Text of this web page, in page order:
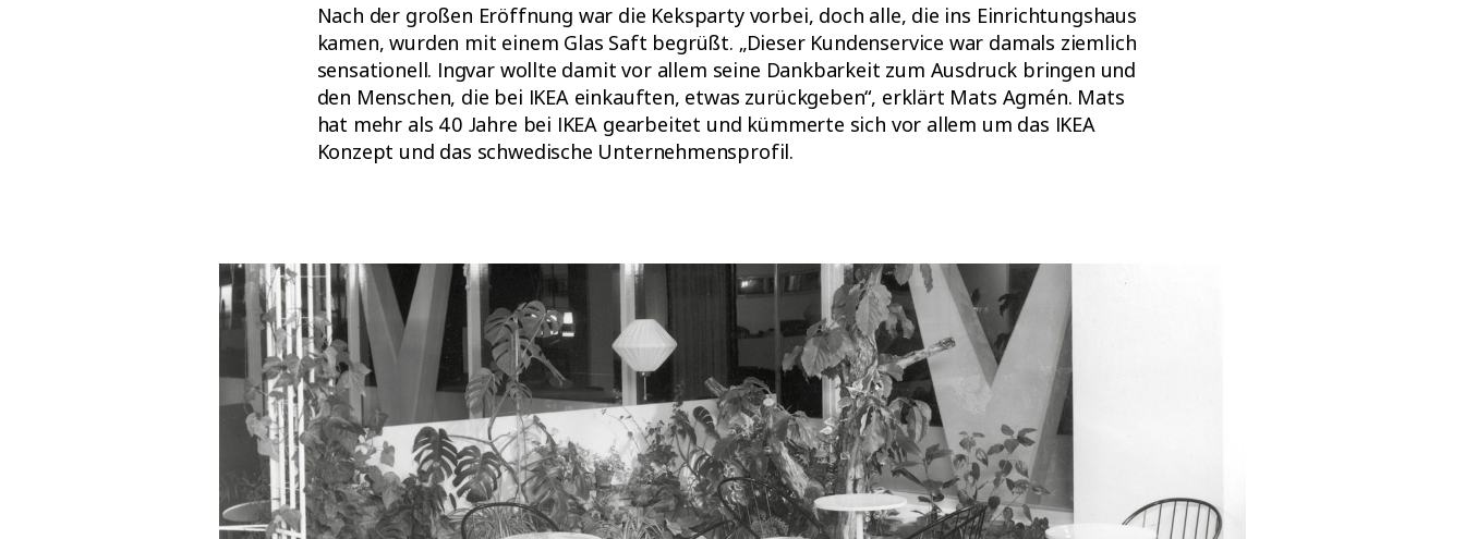
Nach der großen Eröffnung war die Keksparty vorbei, doch alle, die ins Einrichtungshaus
kamen, wurden mit einem Glas Saft begrüßt. „Dieser Kundenservice war damals ziemlich
sensationell. Ingvar wollte damit vor allem seine Dankbarkeit zum Ausdruck bringen und
den Menschen, die bei IKEA einkauften, etwas zurückgeben“, erklärt Mats Agmén. Mats
hat mehr als 40 Jahre bei IKEA gearbeitet und kümmerte sich vor allem um das IKEA
Konzept und das schwedische Unternehmensprofil.